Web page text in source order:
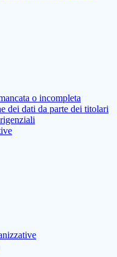
o incompleta
dei dati da parte dei titolari